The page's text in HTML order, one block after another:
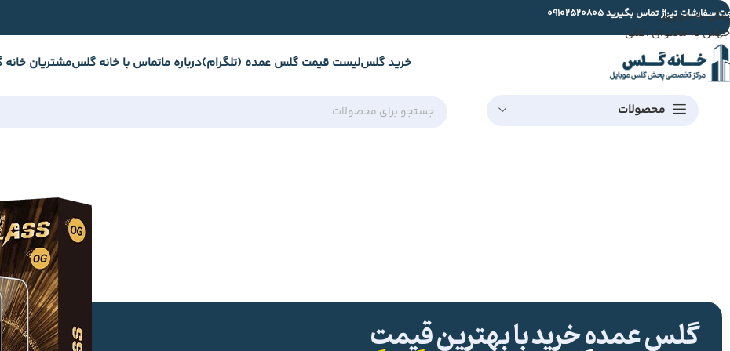
رفتن به ناوبری
جهش به محتوای اصلی
09102520805سفارشات تیراژ تماس بگیرید
خرید گلسلیست قیمت گلس عمده (تلگرام)درباره ماتماس با خانه گلسمشتریان
محصولات
گلس عمده خرید با بهترین قیمت